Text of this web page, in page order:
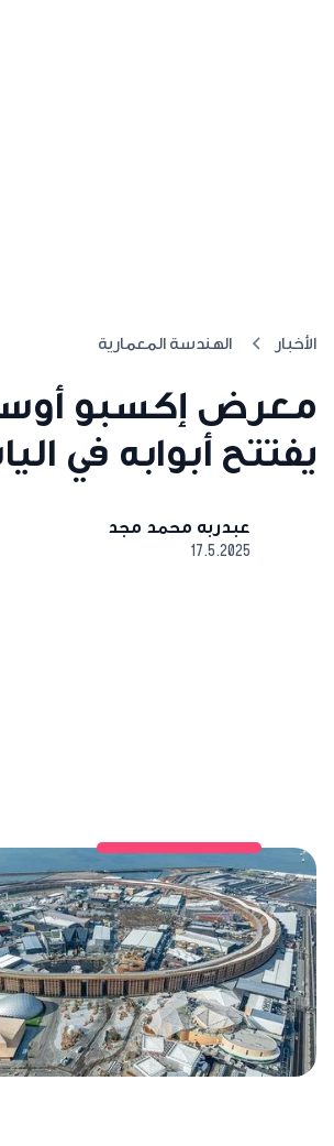
الأخبار الهندسة المعمارية
يفتتح أبوابه في
عبدربه محمد مجد
17.5.2025